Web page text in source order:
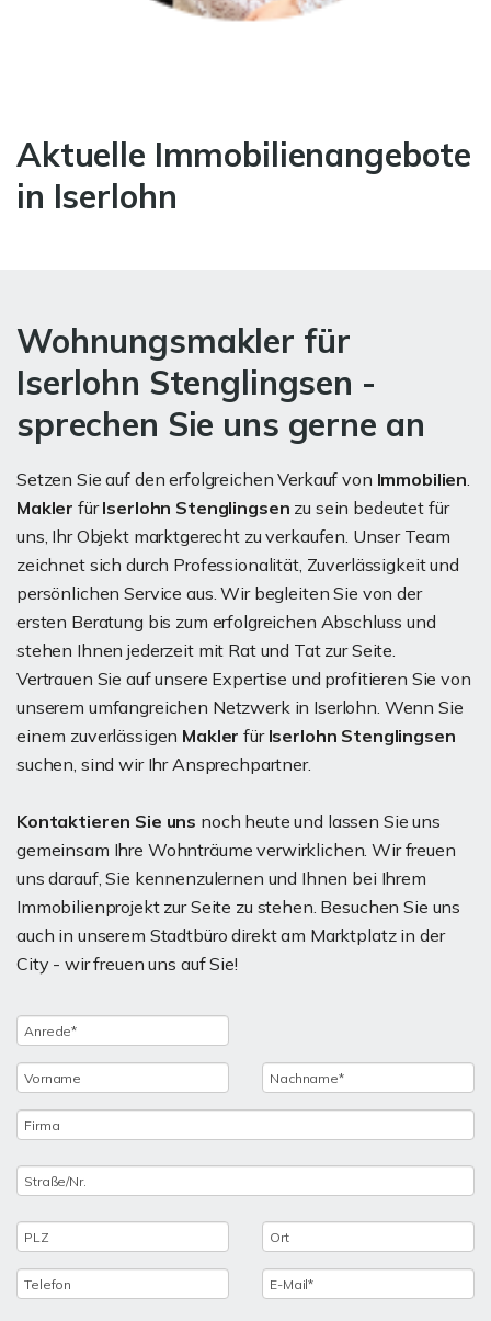
Aktuelle Immobilienangebote
in Iserlohn
Wohnungsmakler für
Iserlohn Stenglingsen -
sprechen Sie uns gerne an
Setzen Sie auf den erfolgreichen Verkauf von Immobilien.
Makler fürIserlohn Stenglingsen zu sein bedeutet für
uns, Ihr Objekt marktgerecht zu verkaufen. Unser Team
zeichnet sich durch Professionalität, Zuverlässigkeit und
persönlichen Service aus. Wir begleiten Sie von der
ersten Beratung bis zum erfolgreichen Abschluss und
stehen Ihnen jederzeit mit Rat und Tat zur Seite.
Vertrauen Sie auf unsere Expertise und profitieren Sie von
unserem umfangreichen Netzwerk in Iserlohn. Wenn Sie
einem zuverlässigen Maklerfür Iserlohn Stenglingsen
suchen, sind wir Ihr Ansprechpartner.
Kontaktieren Sie uns noch heute und lassen Sie uns
gemeinsam Ihre Wohnträume verwirklichen. Wir freuen
uns darauf, Sie kennenzulernen und Ihnen bei Ihrem
Immobilienprojekt zur Seite zu stehen. Besuchen Sie uns
auch in unserem Stadtbüro direkt am Marktplatz in der
City - wir freuen uns auf Sie!